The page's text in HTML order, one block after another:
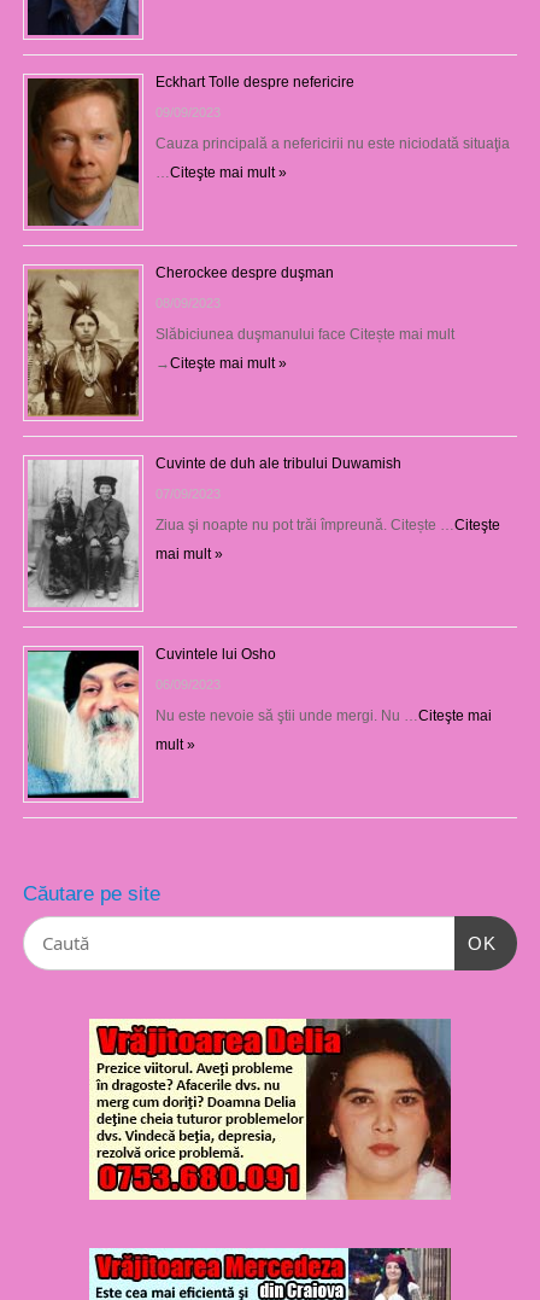
Eckhart Tolle despre nefericire
09/09/2023
Cauza principală a nefericirii nu este niciodată situaţia
Citeşte mai mult »
Cherockee despre duşman
08/09/2023
Slăbiciunea duşmanului face Citește mai mult
→Citeşte mai mult »
Cuvinte de duh ale tribului Duwamish
07/09/2023
Ziua şi noapte nu pot trăi împreună. Citește … Citeşte
mai mult »
Cuvintele lui Osho
06/09/2023
Nu este nevoie să ştii unde mergi. Nu … Citeşte mai
mult »
Căutare pe site
OK